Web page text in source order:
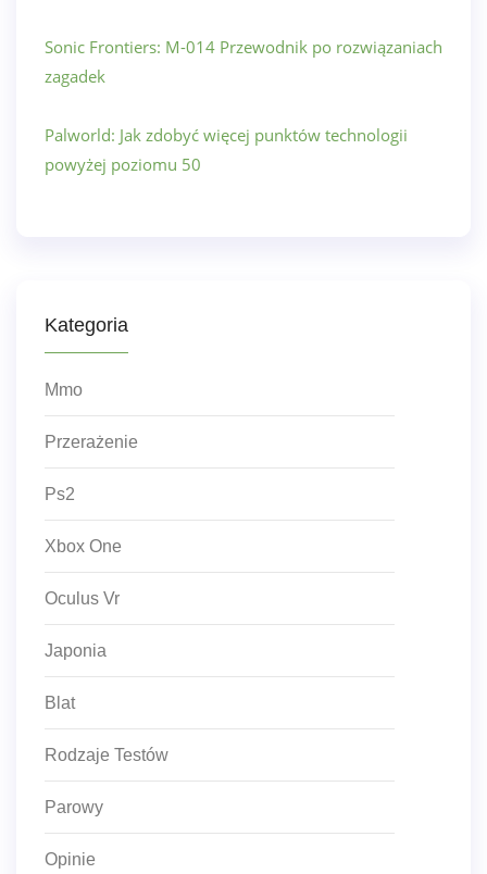
Sonic Frontiers: M-014 Przewodnik po rozwiązaniach
zagadek
Palworld: Jak zdobyć więcej punktów technologii
powyżej poziomu 50
Kategoria
Mmo
Przerażenie
Ps2
Xbox One
Oculus Vr
Japonia
Blat
Rodzaje Testów
Parowy
Opinie